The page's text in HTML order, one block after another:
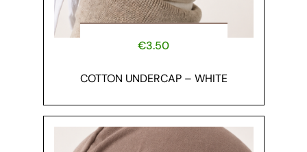
COTTON UNDERCAP – WHITE
€3.50